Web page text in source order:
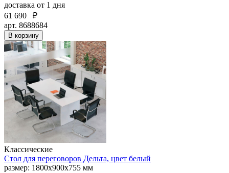
доставка от 1 дня
61 690
₽
арт. 8688684
В корзину
Классические
Стол для переговоров Дельта, цвет белый
размер: 1800х900х755 мм